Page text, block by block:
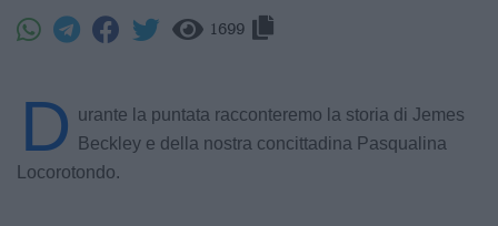
1699
D urante la puntata racconteremo la storia di Jemes
Beckley e della nostra concittadina Pasqualina
Locorotondo.